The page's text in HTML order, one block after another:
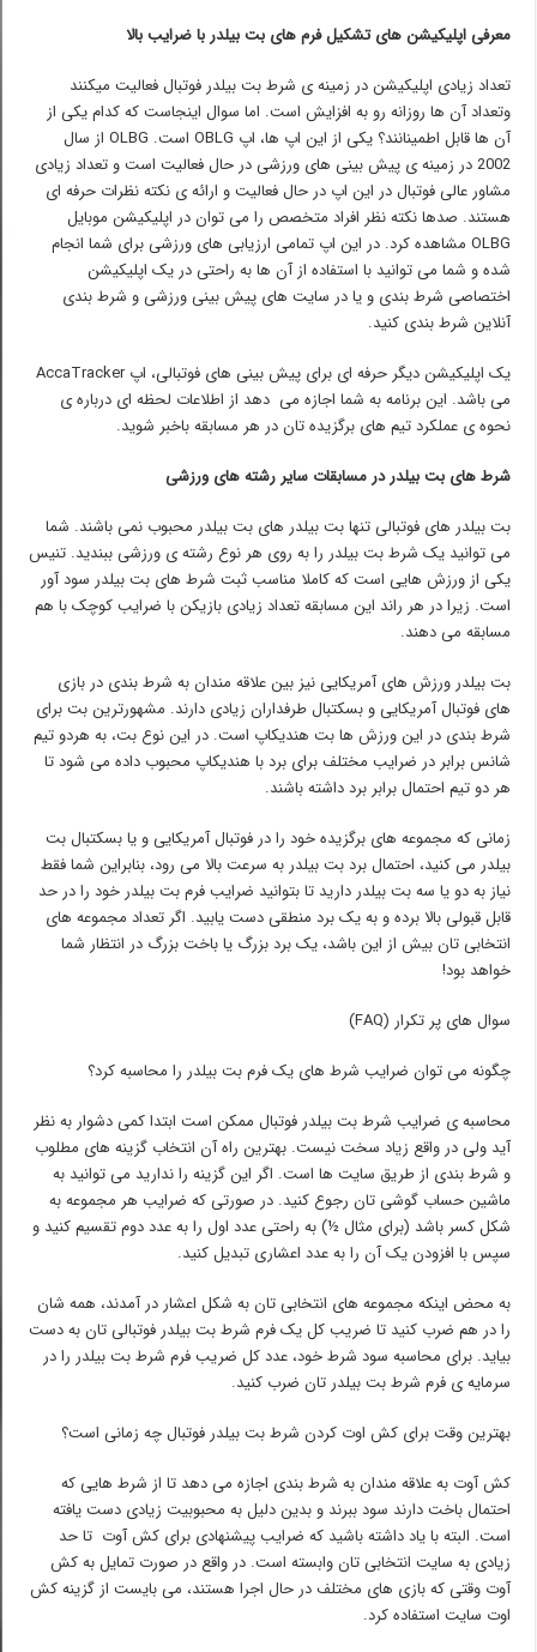
معرفیاپلیکیشن های تشکیل فرم های بت بیلدر با ضرایب بالا
تعداد زیادی اپلیکیشن در زمینه ی شرط بت بیلدر فوتبال فعالیت میکنند
وتعداد آن ها روزانه رو به افزایش است. اما سوال اینجاست که کدام یکی از
آن ها قابل اطمینانند؟ یکی از این اپ ها، اپ OBLG است. OLBG از سال
2002 در زمینه ی پیش بینی های ورزشی در حال فعالیت است و تعداد زیادی
مشاور عالی فوتبال در این اپ در حال فعالیت و ارائه ی نکته نظرات حرفه ای
هستند. صدها نکته نظر افراد متخصص را می توان در اپلیکیشن موبایل
OLBG مشاهده کرد. در این اپ تمامی ارزیابی های ورزشی برای شما انجام
شده و شما می توانید با استفاده از آن ها به راحتی در یک اپلیکیشن
اختصاصی شرط بندی و یا در سایت های پیش بینی ورزشی و شرط بندی
آنلاین شرط بندی کنید.
یک اپلیکیشن دیگر حرفه ای برای پیش بینی های فوتبالی، اپ AccaTracker
می باشد. این برنامه به شما اجازه می دهد از اطلاعات لحظه ای درباره ی
نحوه ی عملکرد تیم های برگزیده تان در هر مسابقه باخبر شوید.
شرط های بت بیلدر در مسابقات سایر رشته های ورزشی
بت بیلدر های فوتبالی تنها بت بیلدر های بت بیلدر محبوب نمی باشند. شما
می توانید یک شرط بت بیلدر را به روی هر نوع رشته ی ورزشی ببندید. تنیس
یکی از ورزش هایی است که کاملا مناسب ثبت شرط های بت بیلدر سود آور
است. زیرا در هر راند این مسابقه تعداد زیادی بازیکن با ضرایب کوچک با هم
مسابقه می دهند.
بت بیلدر ورزش های آمریکایی نیز بین علاقه مندان به شرط بندی در بازی
های فوتبال آمریکایی و بسکتبال طرفداران زیادی دارند. مشهورترین بت برای
شرط بندی در این ورزش ها بت هندیکاپ است. در این نوع بت، به هردو تیم
شانس برابر در ضرایب مختلف برای برد با هندیکاپ محبوب داده می شود تا
هر دو تیم احتمال برابر برد داشته باشند.
زمانی که مجموعه های برگزیده خود را در فوتبال آمریکایی و یا بسکتبال بت
بیلدر می کنید، احتمال برد بت بیلدر به سرعت بالا می رود، بنابراین شما فقط
نیاز به دو یا سه بت بیلدر دارید تا بتوانید ضرایب فرم بت بیلدر خود را در حد
قابل قبولی بالا برده و به یک برد منطقی دست یابید. اگر تعداد مجموعه های
انتخابی تان بیش از این باشد، یک برد بزرگ یا باخت بزرگ در انتظار شما
خواهد بود!
سوال های پر تکرار (FAQ)
چگونه می توان ضرایب شرط های یک فرم بت بیلدر را محاسبه کرد؟
محاسبه ی ضرایب شرط بت بیلدر فوتبال ممکن است ابتدا کمی دشوار به نظر
آید ولی در واقع زیاد سخت نیست. بهترین راه آن انتخاب گزینه های مطلوب
و شرط بندی از طریق سایت ها است. اگر این گزینه را ندارید می توانید به
ماشین حساب گوشی تان رجوع کنید. در صورتی که ضرایب هر مجموعه به
شکل کسر باشد (برای مثال ½) به راحتی عدد اول را به عدد دوم تقسیم کنید و
سپس با افزودن یک آن را به عدد اعشاری تبدیل کنید.
به محض اینکه مجموعه های انتخابی تان به شکل اعشار در آمدند، همه شان
را در هم ضرب کنید تا ضریب کل یک فرم شرط بت بیلدر فوتبالی تان به دست
بیاید. برای محاسبه سود شرط خود، عدد کل ضریب فرم شرط بت بیلدر را در
سرمایه ی فرم شرط بت بیلدر تان ضرب کنید.
بهترین وقت برای کش اوت کردن شرط بت بیلدر فوتبال چه زمانی است؟
کش آوت به علاقه مندان به شرط بندی اجازه می دهد تا از شرط هایی که
احتمال باخت دارند سود ببرند و بدین دلیل به محبوبیت زیادی دست یافته
است. البته با یاد داشته باشید که ضرایب پیشنهادی برای کش آوت تا حد
زیادی به سایت انتخابی تان وابسته است. در واقع در صورت تمایل به کش
آوت وقتی که بازی های مختلف در حال اجرا هستند، می بایست از گزینه کش
اوت سایت استفاده کرد.